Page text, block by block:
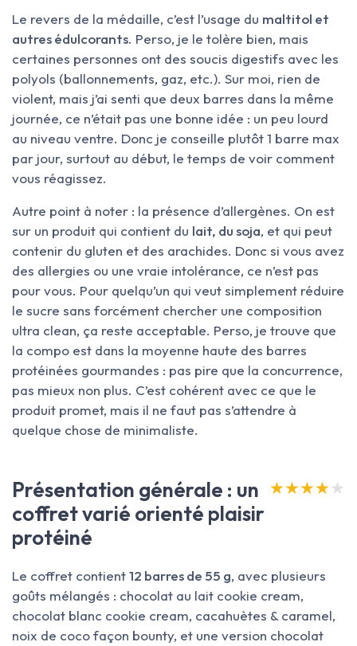
Le revers de la médaille, c’est l’usage du maltitol et
autres édulcorants. Perso, je le tolère bien, mais
certaines personnes ont des soucis digestifs avec les
polyols (ballonnements, gaz, etc.). Sur moi, rien de
violent, mais j’ai senti que deux barres dans la même
journée, ce n’était pas une bonne idée : un peu lourd
au niveau ventre. Donc je conseille plutôt 1 barre max
par jour, surtout au début, le temps de voir comment
vous réagissez.
Autre point à noter : la présence d’allergènes. On est
sur un produit qui contient du lait, du soja, et qui peut
contenir du gluten et des arachides. Donc si vous avez
des allergies ou une vraie intolérance, ce n’est pas
pour vous. Pour quelqu’un qui veut simplement réduire
le sucre sans forcément chercher une composition
ultra clean, ça reste acceptable. Perso, je trouve que
la compo est dans la moyenne haute des barres
protéinées gourmandes : pas pire que la concurrence,
pas mieux non plus. C’est cohérent avec ce que le
produit promet, mais il ne faut pas s’attendre à
quelque chose de minimaliste.
Présentation générale : un
coffret varié orienté plaisir
protéiné
★★★★★
★★★★★
Le coffret contient12 barres de 55 g, avec plusieurs
goûts mélangés : chocolat au lait cookie cream,
chocolat blanc cookie cream, cacahuètes & caramel,
noix de coco façon bounty, et une version chocolat